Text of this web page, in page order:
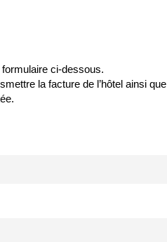
ci-dessous.
la facture de l’hôtel ainsi que